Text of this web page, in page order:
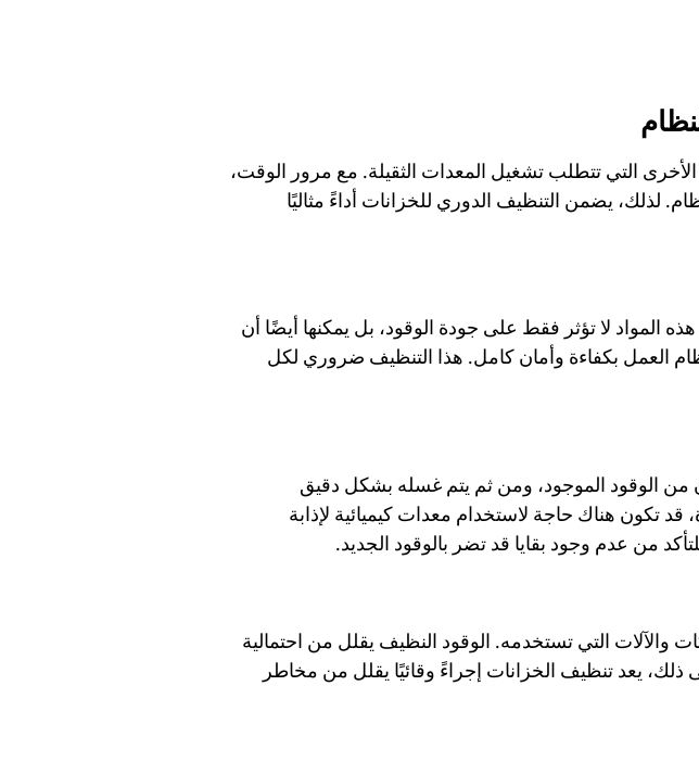
التي تتطلب تشغيل المعدات الثقيلة. مع مرور الوقت،
لذلك، يضمن التنظيف الدوري للخزانات أداءً مثاليًا
المواد لا تؤثر فقط على جودة الوقود، بل يمكنها أيضًا أن
العمل بكفاءة وأمان كامل. هذا التنظيف ضروري لكل
من الوقود الموجود، ومن ثم يتم غسله بشكل دقيق
تكون هناك حاجة لاستخدام معدات كيميائية لإذابة
من عدم وجود بقايا قد تضر بالوقود الجديد.
والآلات التي تستخدمه. الوقود النظيف يقلل من احتمالية
ذلك، يعد تنظيف الخزانات إجراءً وقائيًا يقلل من مخاطر